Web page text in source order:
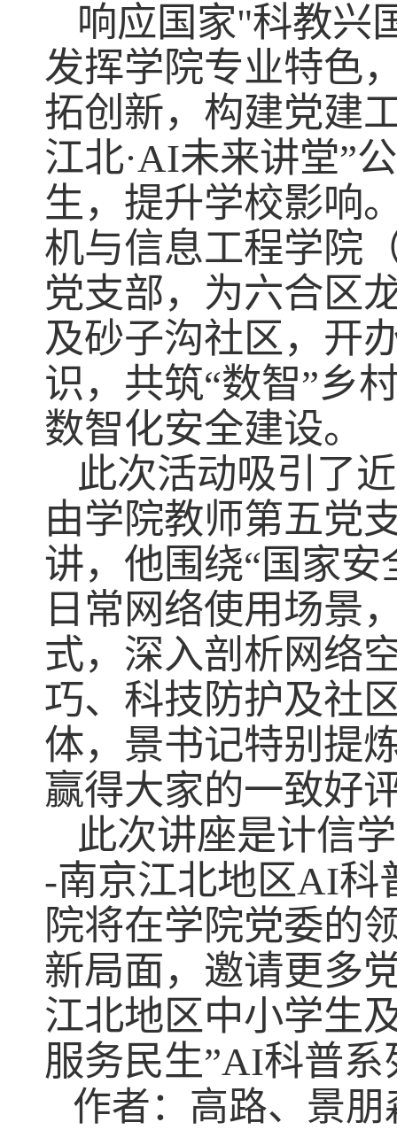
响应国家"科教兴
发挥学院专业特色
拓创新，构建党建
江北·AI未来讲堂”
生，提升学校影响
机与信息工程学院
党支部，为六合区
及砂子沟社区，开
识，共筑“数智”乡
数智化安全建设。
此次活动吸引了
由学院教师第五党
讲，他围绕“国家安
日常网络使用场景
式，深入剖析网络
巧、科技防护及社
体，景书记特别提
赢得大家的一致好
此次讲座是计信
-南京江北地区AI科
院将在学院党委的
新局面，邀请更多
江北地区中小学生
服务民生”AI科普系
作者：高路、景